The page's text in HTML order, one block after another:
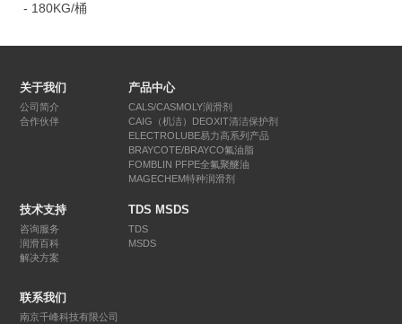
- 180KG/桶
关于我们
公司简介
合作伙伴
产品中心
CALS/CASMOLY润滑剂
CAIG（机洁）DEOXIT清洁保护剂
ELECTROLUBE易力高系列产品
BRAYCOTE/BRAYCO氟油脂
FOMBLIN PFPE全氟聚醚油
MAGECHEM特种润滑剂
技术支持
咨询服务
润滑百科
解决方案
TDS MSDS
TDS
MSDS
联系我们
南京千峰科技有限公司